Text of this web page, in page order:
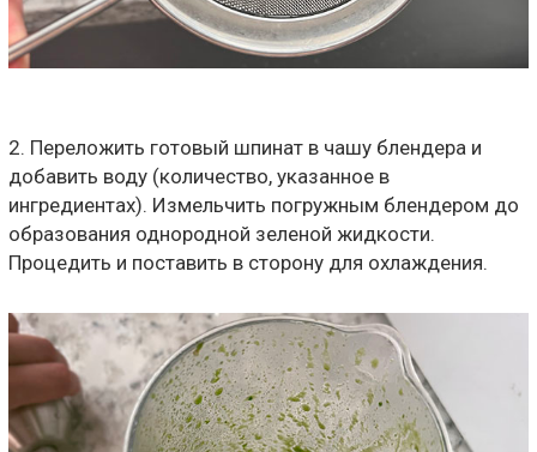
2. Переложить готовый шпинат в чашу блендера и
добавить воду (количество, указанное в
ингредиентах). Измельчить погружным блендером до
образования однородной зеленой жидкости.
Процедить и поставить в сторону для охлаждения.